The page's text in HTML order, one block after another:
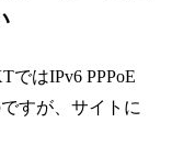
ではIPv6 PPPoE
すが、サイトに